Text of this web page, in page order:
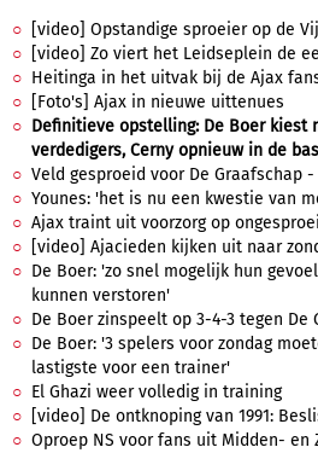
[video] Opstandige sproeier op de
[video] Zo viert het Leidseplein de
Heitinga in het uitvak bij de Ajax
[Foto's] Ajax in nieuwe uittenues
Definitieve opstelling: De Boer kiest
verdedigers, Cerny opnieuw in de
Veld gesproeid voor De Graafschap -
Younes: 'het is nu een kwestie van
Ajax traint uit voorzorg op
[video] Ajacieden kijken uit naar
De Boer: 'zo snel mogelijk hun
kunnen verstoren'
De Boer zinspeelt op 3-4-3 tegen De
De Boer: '3 spelers voor zondag
lastigste voor een trainer'
El Ghazi weer volledig in training
[video] De ontknoping van 1991:
Oproep NS voor fans uit Midden- en